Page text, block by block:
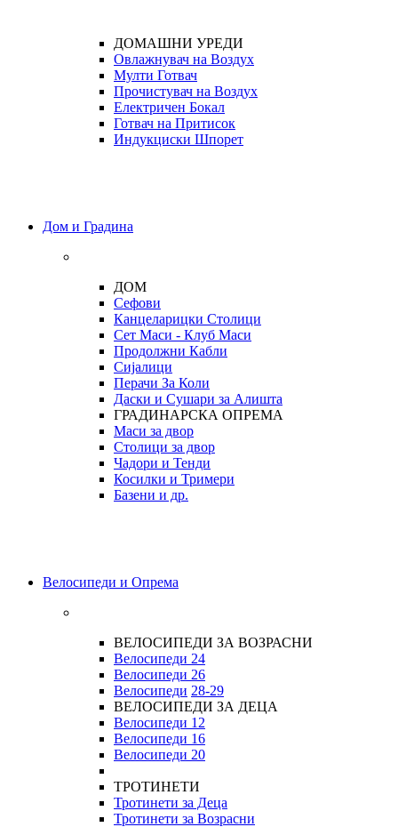
ДОМАШНИ УРЕДИ
Овлажнувач на Воздух
Мулти Готвач
Прочистувач на Воздух
Електричен Бокал
Готвач на Притисок
Индукциски Шпорет
Дом и Градина
ДОМ
Сефови
Канцеларицки Столици
Сет Маси - Клуб Маси
Продолжни Кабли
Сијалици
Перачи За Коли
Даски и Сушари за Алишта
ГРАДИНАРСКА ОПРЕМА
Маси за двор
Столици за двор
Чадори и Тенди
Косилки и Тримери
Базени и др.
Велосипеди и Опрема
ВЕЛОСИПЕДИ ЗА ВОЗРАСНИ
Велосипеди 24
Велосипеди 26
Велосипеди 28-29
ВЕЛОСИПЕДИ ЗА ДЕЦА
Велосипеди 12
Велосипеди 16
Велосипеди 20
ТРОТИНЕТИ
Тротинети за Деца
Тротинети за Возрасни